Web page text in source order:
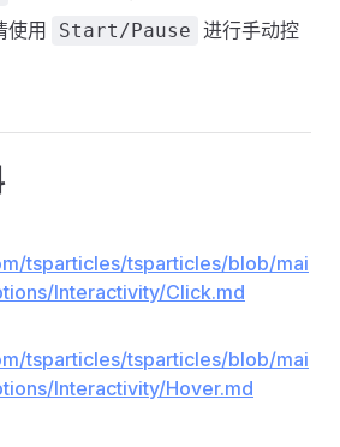
使用
Start/Pause 进行手动控
tsparticles/tsparticles/blob/mai
Interactivity/Click.md
tsparticles/tsparticles/blob/mai
Interactivity/Hover.md